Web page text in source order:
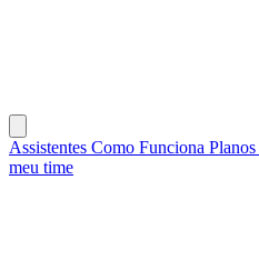
Assistentes Como Funciona Planos
meu time